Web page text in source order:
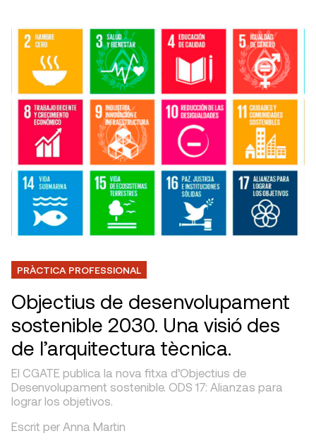
PRÀCTICA PROFESSIONAL
Objectius de desenvolupament
sostenible 2030. Una visió des
de l’arquitectura tècnica.
El CGATE publica la nova fitxa d’Objectius de
Desenvolupament sostenible. ODS 17: Alianzas para
lograr los objetivos.
Escrit per Anna Martin